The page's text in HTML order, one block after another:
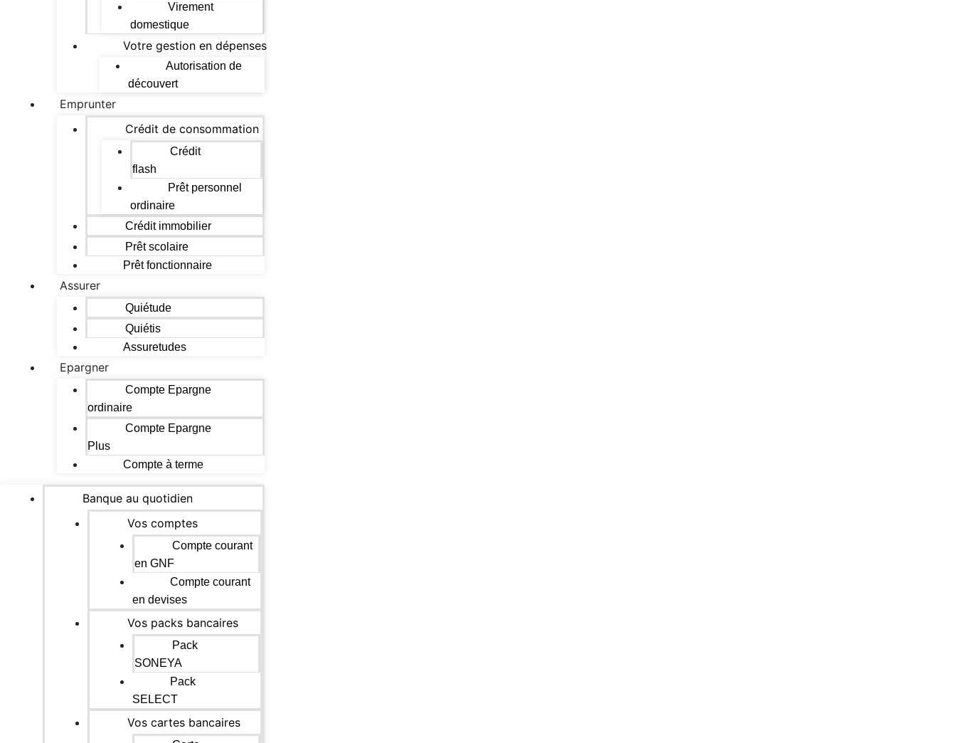
Virement
domestique
Votre gestion en dépenses
Autorisation de
découvert
Emprunter
Crédit de consommation
Crédit
flash
Prêt personnel
ordinaire
Crédit immobilier
Prêt scolaire
Prêt fonctionnaire
Assurer
Quiétude
Quiétis
Assuretudes
Epargner
Compte Epargne
ordinaire
Compte Epargne
Plus
Compte à terme
Banque au quotidien
Vos comptes
Compte courant
en GNF
Compte courant
en devises
Vos packs bancaires
Pack
SONEYA
Pack
SELECT
Vos cartes bancaires